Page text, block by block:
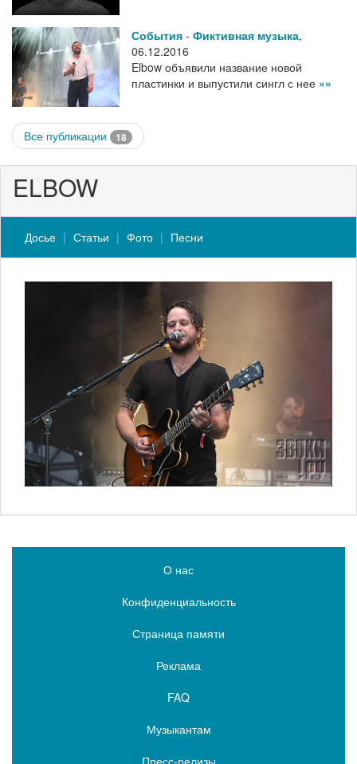
События - Фиктивная музыка,
06.12.2016
Elbow объявили название новой
пластинки и выпустили сингл с нее »»
Все публикации 18
ELBOW
Досье Статьи Фото Песни
О нас
Конфиденциальность
Страница памяти
Реклама
FAQ
Музыкантам
Пресс-релизы